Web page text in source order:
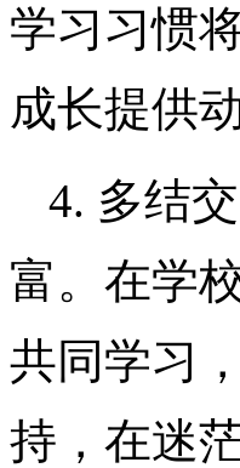
学习习惯
成长提供动
4. 多结
富。在学
共同学习
持，在迷